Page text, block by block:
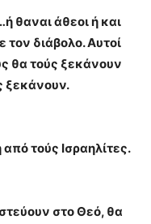
θαναι άθεοι ή και
τον διάβολο. Αυτοί
θα τούς ξεκάνουν
ξεκάνουν.
τούς Ισραηλίτες.
στο Θεό, θα